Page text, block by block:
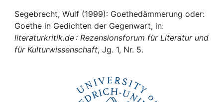
Awards
My FIS
Segebrecht, Wulf (1999): Goethedämmerung oder:
Goethe in Gedichten der Gegenwart, in:
literaturkritik.de : Rezensionsforum für Literatur und
für Kulturwissenschaft, Jg. 1, Nr. 5.